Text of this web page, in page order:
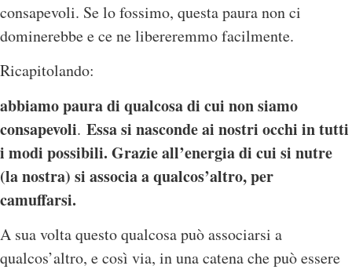
consapevoli. Se lo fossimo, questa paura non ci
dominerebbe e ce ne libereremmo facilmente.
Ricapitolando:
abbiamo paura di qualcosa di cui non siamo
consapevoli. Essa si nasconde ai nostri occhi in tutti
i modi possibili. Grazie all’energia di cui si nutre
(la nostra) si associa a qualcos’altro, per
camuffarsi.
A sua volta questo qualcosa può associarsi a
qualcos’altro, e così via, in una catena che può essere